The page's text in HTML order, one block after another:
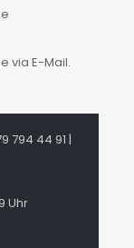
via E-Mail.
794 44 91 |
Uhr